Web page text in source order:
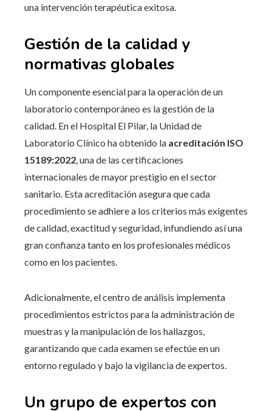
una intervención terapéutica exitosa.
Gestión de la calidad y
normativas globales
Un componente esencial para la operación de un
laboratorio contemporáneo es la gestión de la
calidad. En el Hospital El Pilar, la Unidad de
Laboratorio Clínico ha obtenido la acreditación ISO
15189:2022 , una de las certificaciones
internacionales de mayor prestigio en el sector
sanitario. Esta acreditación asegura que cada
procedimiento se adhiere a los criterios más exigentes
de calidad, exactitud y seguridad, infundiendo así una
gran confianza tanto en los profesionales médicos
como en los pacientes.
Adicionalmente, el centro de análisis implementa
procedimientos estrictos para la administración de
muestras y la manipulación de los hallazgos,
garantizando que cada examen se efectúe en un
entorno regulado y bajo la vigilancia de expertos.
Un grupo de expertos con